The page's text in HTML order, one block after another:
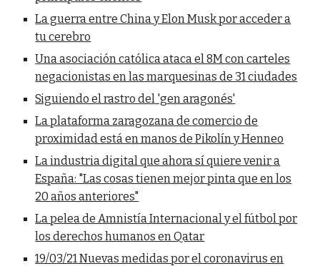
La guerra entre China y Elon Musk por acceder a
tu cerebro
Una asociación católica ataca el 8M con carteles
negacionistas en las marquesinas de 31 ciudades
Siguiendo el rastro del 'gen aragonés'
La plataforma zaragozana de comercio de
proximidad está en manos de Pikolín y Henneo
La industria digital que ahora sí quiere venir a
España: "Las cosas tienen mejor pinta que en los
20 años anteriores"
La pelea de Amnistía Internacional y el fútbol por
los derechos humanos en Qatar
19/03/21 Nuevas medidas por el coronavirus en